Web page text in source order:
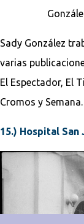
Sady González
varias
El Espectador, El
Cromos y Semana.
15.) Hospital San